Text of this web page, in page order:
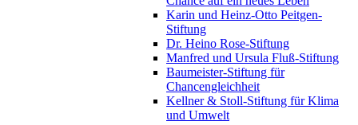
Karin und Heinz-Otto Peitgen-
Stiftung
Dr. Heino Rose-Stiftung
Manfred und Ursula Fluß-Stiftung
Baumeister-Stiftung für
Chancengleichheit
Kellner & Stoll-Stiftung für Klima
und Umwelt